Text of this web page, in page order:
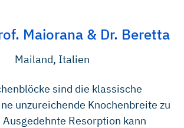
Maiorana & Dr. Beretta
Mailand, Italien
sind die klassische
unzureichende Knochenbreite zu
Resorption kann